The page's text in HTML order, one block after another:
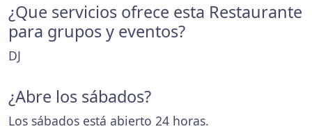
¿Que servicios ofrece esta Restaurante
para grupos y eventos?
DJ
¿Abre los sábados?
Los sábados está abierto 24 horas.